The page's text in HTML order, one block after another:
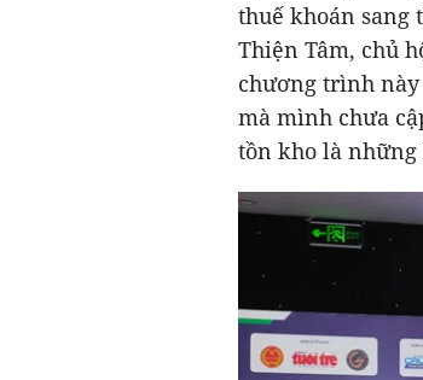
thuế khoán sang
Thiện Tâm, chủ
chương trình
mà mình chưa
tồn kho là